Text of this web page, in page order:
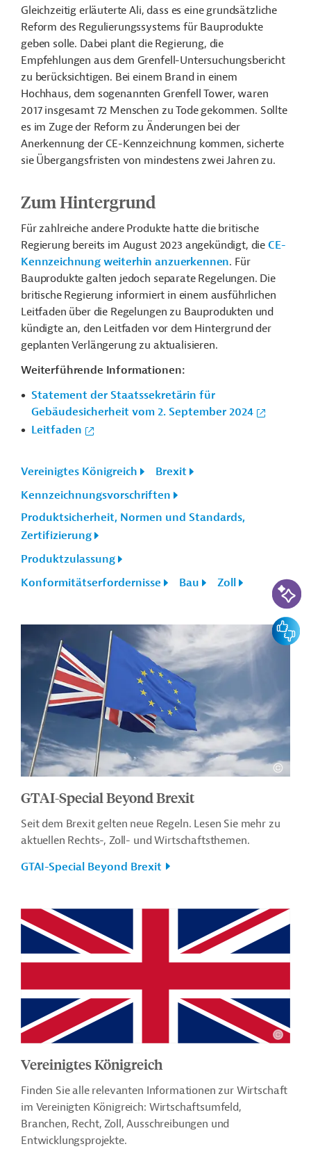
Gleichzeitig erläuterte Ali, dass es eine grundsätzliche
Reform des Regulierungssystems für Bauprodukte
geben solle. Dabei plant die Regierung, die
Empfehlungen aus dem Grenfell-Untersuchungsbericht
zu berücksichtigen. Bei einem Brand in einem
Hochhaus, dem sogenannten Grenfell Tower, waren
2017 insgesamt 72 Menschen zu Tode gekommen. Sollte
es im Zuge der Reform zu Änderungen bei der
Anerkennung der CE-Kennzeichnung kommen, sicherte
sie Übergangsfristen von mindestens zwei Jahren zu.
Zum Hintergrund
Für zahlreiche andere Produkte hatte die britische
Regierung bereits im August 2023 angekündigt, die CE-
Kennzeichnung weiterhin anzuerkennen. Für
Bauprodukte galten jedoch separate Regelungen. Die
britische Regierung informiert in einem ausführlichen
Leitfaden über die Regelungen zu Bauprodukten und
kündigte an, den Leitfaden vor dem Hintergrund der
geplanten Verlängerung zu aktualisieren.
Weiterführende Informationen:
Statement der Staatssekretärin für
Gebäudesicherheit vom 2. September 2024
Leitfaden
Vereinigtes Königreich
Brexit
Kennzeichnungsvorschriften
Produktsicherheit, Normen und Standards,
Zertifizierung
Produktzulassung
Konformitätserfordernisse
Bau Zoll
GTAI-Special Beyond Brexit
Seit dem Brexit gelten neue Regeln. Lesen Sie mehr zu
aktuellen Rechts-, Zoll- und Wirtschaftsthemen.
GTAI-Special Beyond Brexit
Vereinigtes Königreich
Finden Sie alle relevanten Informationen zur Wirtschaft
im Vereinigten Königreich: Wirtschaftsumfeld,
Branchen, Recht, Zoll, Ausschreibungen und
Entwicklungsprojekte.
KI-